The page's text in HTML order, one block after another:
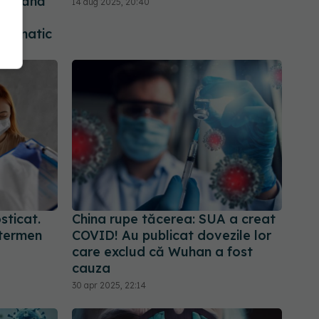
China rupe tăcerea: SUA a creat
COVID! Au publicat dovezile lor
care exclud că Wuhan a fost
cauza
30 apr 2025, 22:14